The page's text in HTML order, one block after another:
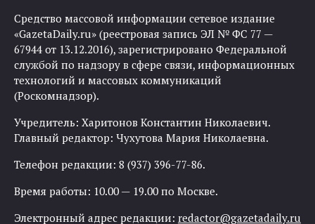
Средство массовой информации сетевое издание
«GazetaDaily.ru» (реестровая запись ЭЛ № ФС 77 —
67944 от 13.12.2016), зарегистрировано Федеральной
службой по надзору в сфере связи, информационных
технологий и массовых коммуникаций
(Роскомнадзор).
Учредитель: Харитонов Константин Николаевич.
Главный редактор: Чухутова Мария Николаевна.
Телефон редакции: 8 (937) 396-77-86.
Время работы: 10.00 — 19.00 по Москве.
Электронный адрес редакции: redactor@gazetadaily.ru